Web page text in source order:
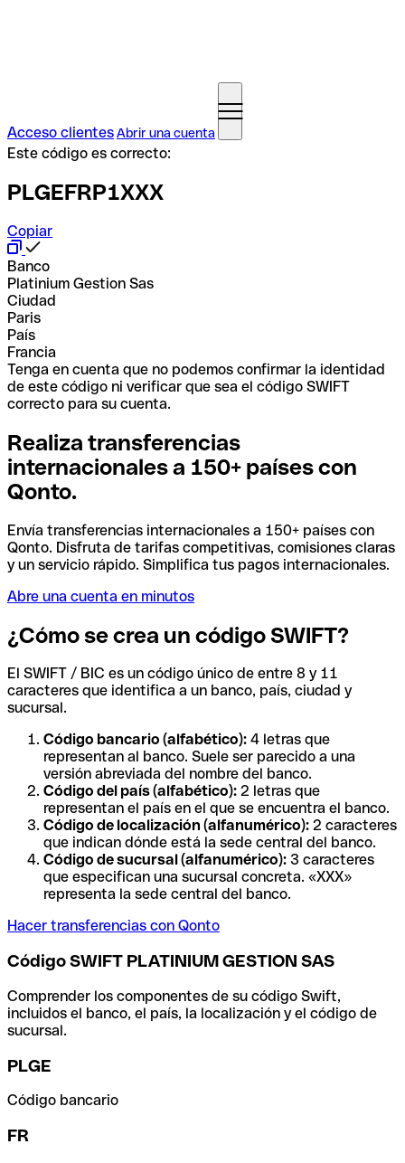
Acceso clientesAbrir una cuenta
Este código es correcto:
PLGEFRP1XXX
Copiar
Banco
Platinium Gestion Sas
Ciudad
Paris
País
Francia
Tenga en cuenta que no podemos confirmar la identidad
de este código ni verificar que sea el código SWIFT
correcto para su cuenta.
Realiza transferencias
internacionales a 150+ países con
Qonto.
Envía transferencias internacionales a 150+ países con
Qonto. Disfruta de tarifas competitivas, comisiones claras
y un servicio rápido. Simplifica tus pagos internacionales.
Abre una cuenta en minutos
¿Cómo se crea un código SWIFT?
El SWIFT / BIC es un código único de entre 8 y 11
caracteres que identifica a un banco, país, ciudad y
sucursal.
Código bancario (alfabético): 4 letras que
representan al banco. Suele ser parecido a una
versión abreviada del nombre del banco.
Código del país (alfabético): 2 letras que
representan el país en el que se encuentra el banco.
Código de localización (alfanumérico): 2 caracteres
que indican dónde está la sede central del banco.
Código de sucursal (alfanumérico): 3 caracteres
que especifican una sucursal concreta. «XXX»
representa la sede central del banco.
Hacer transferencias con Qonto
Código SWIFT PLATINIUM GESTION SAS
Comprender los componentes de su código Swift,
incluidos el banco, el país, la localización y el código de
sucursal.
PLGE
Código bancario
FR